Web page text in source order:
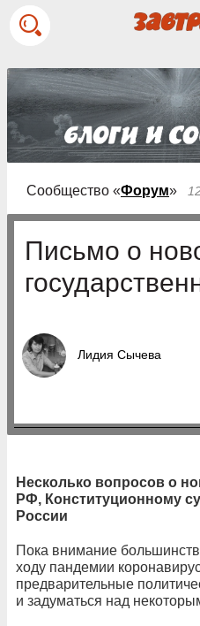
Сообщество «Форум»
Письмо о
Лидия Сычева
Несколько вопросов о
РФ, Конституционному
России
Пока внимание
ходу пандемии
предварительные
и задуматься над